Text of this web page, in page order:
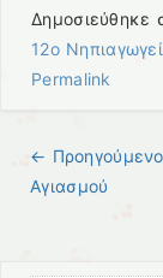
Δημοσιεύθηκε
12ο
Permalink
← Προηγούμενo
Αγιασμού